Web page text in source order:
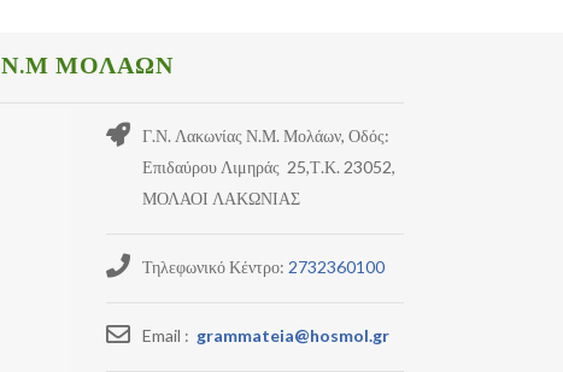
Ν.Μ ΜΟΛΑΩΝ
Γ.Ν. Λακωνίας Ν.Μ. Μολάων, Οδός:
Επιδαύρου Λιμηράς 25,Τ.Κ. 23052,
ΜΟΛΑΟΙ ΛΑΚΩΝΙΑΣ
Τηλεφωνικό Κέντρο: 2732360100
Email : grammateia@hosmol.gr